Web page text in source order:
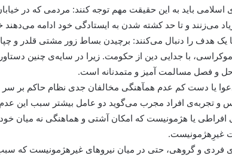
اسلامی باید به این حقیقت مهم توجه کنند: مردمی که در
می‌زنند و تا حد کشته شدن به ایستادگی خود ادامه می‌دهند
یک هدف را دنبال می‌کنند: برچیدن بساط زور مشتی قلدر و
با جدایی دین از حکومت. زیرا در سایه‌ی چنین
حل و فصل مسالمت آمیز و متمدنانه است.
یا دست کم عدم همآهنگی مخالفان جدی نظام حاکم بر
و تجربه‌ی افراد مجرب می‌گوید دو عامل بیشتر سبب این
افراطی یا هژمونیست که امکان آشتی و هماهنگی نه میان خود
غیرِهژمونیست.
فردی و گروهی، حتی در میان نیروهای غیرهژمونیست که سبب